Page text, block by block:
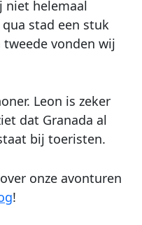
niet helemaal
stad een stuk
vonden wij
Leon is zeker
dat Granada al
bij toeristen.
onze avonturen
!